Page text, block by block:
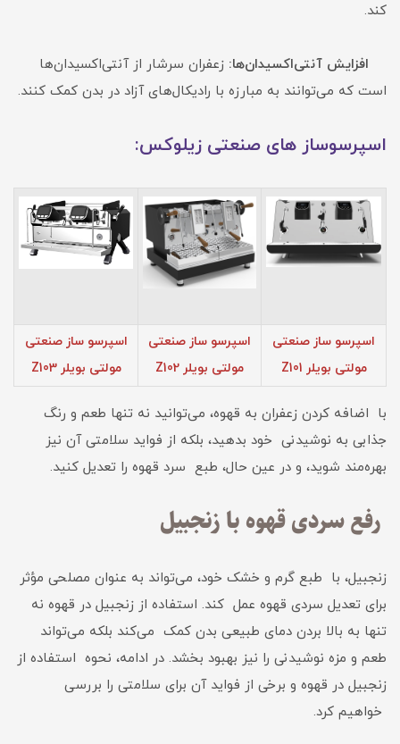
کند.
افزایش آنتی‌اکسیدان‌ها: زعفران سرشار از آنتی‌اکسیدان‌ها
است که می‌توانند به مبارزه با رادیکال‌های آزاد در بدن کمک کنند.
اسپرسوساز های صنعتی زیلوکس:
اسپرسو ساز صنعتی
مولتی بویلر Z101
اسپرسو ساز صنعتی
مولتی بویلر Z102
اسپرسو ساز صنعتی
مولتی بویلر Z103
با اضافه کردن زعفران به قهوه، می‌توانید نه تنها طعم و رنگ
جذابی به نوشیدنی خود بدهید، بلکه از فواید سلامتی آن نیز
بهره‌مند شوید، و در عین حال، طبع سرد قهوه را تعدیل کنید.
رفع سردی قهوه با زنجبیل
زنجبیل، با طبع گرم و خشک خود، می‌تواند به عنوان مصلحی مؤثر
برای تعدیل سردی قهوه عمل کند. استفاده از زنجبیل در قهوه نه
تنها به بالا بردن دمای طبیعی بدن کمک می‌کند بلکه می‌تواند
طعم و مزه نوشیدنی را نیز بهبود بخشد. در ادامه، نحوه استفاده از
زنجبیل در قهوه و برخی از فواید آن برای سلامتی را بررسی
خواهیم کرد.